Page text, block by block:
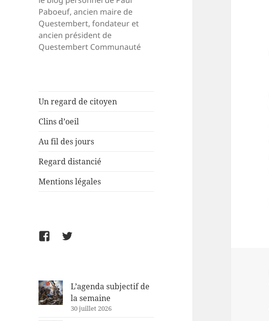
Paboeuf, ancien maire de
Questembert, fondateur et
ancien président de
Questembert Communauté
Un regard de citoyen
Clins d’oeil
Au fil des jours
Regard distancié
Mentions légales
FacebookTwitter
L’agenda subjectif de
la semaine
30 juillet 2026